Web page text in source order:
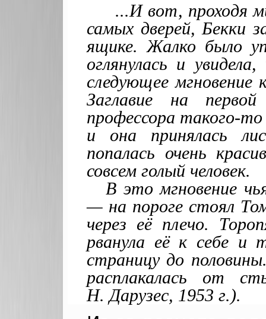
...И вот, проходя
самых дверей, Бекки
ящике. Жалко было
оглянулась и
следующее мгновение
Заглавие на
профессора такого-то
и она принялась
попалась очень
совсем голый человек.
В это мгновение
— на пороге стоял
через её плечо.
рванула её к себе и
страницу до
расплакалась от
Н. Дарузес, 1953 г.).